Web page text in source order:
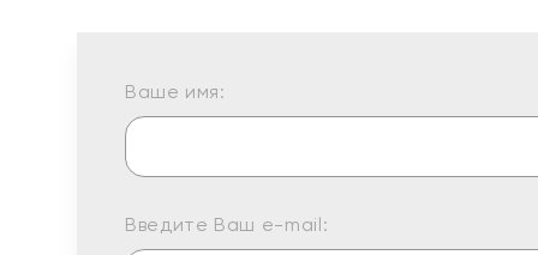
Ваше имя:
Введите Ваш e-mail: